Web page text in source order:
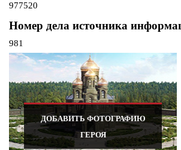
977520
Номер дела источника
981
ДОБАВИТЬ ФОТОГРАФИЮ
ГЕРОЯ